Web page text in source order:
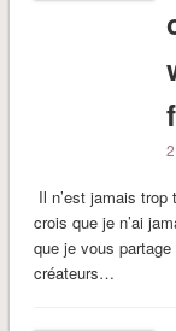
Il n’est jamais
crois que je n’ai
que je vous
créateurs…